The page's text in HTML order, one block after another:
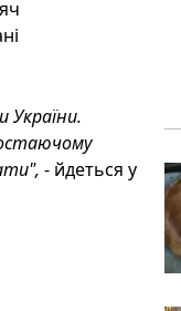
України.
- йдеться у